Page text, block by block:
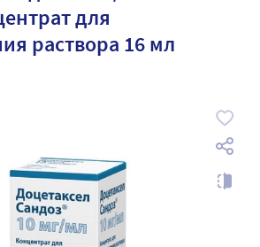
для
раствора 16 мл